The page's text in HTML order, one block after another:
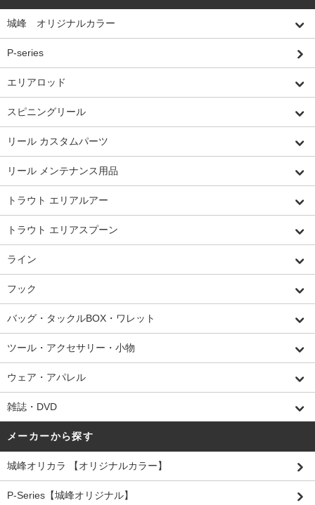
城峰 オリジナルカラー
P-series
エリアロッド
スピニングリール
リール カスタムパーツ
リール メンテナンス用品
トラウト エリアルアー
トラウト エリアスプーン
ライン
フック
バッグ・タックルBOX・ワレット
ツール・アクセサリー・小物
ウェア・アパレル
雑誌・DVD
メーカーから探す
城峰オリカラ 【オリジナルカラー】
P-Series【城峰オリジナル】